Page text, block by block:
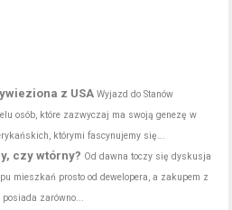
z USA Wyjazd do Stanów
osób, które zazwyczaj ma swoją genezę w
którymi fascynujemy się...
czy wtórny? Od dawna toczy się dyskusja
mieszkań prosto od dewelopera, a zakupem z
zarówno...